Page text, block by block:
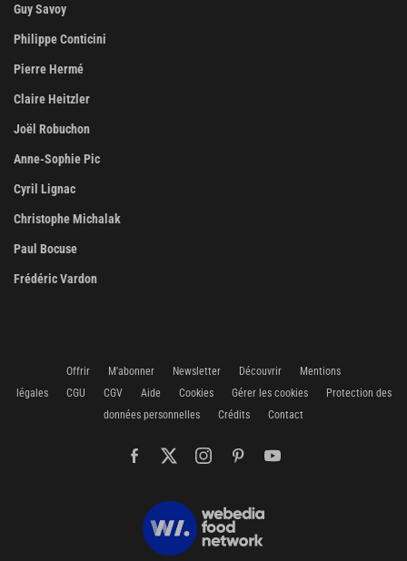
Guy Savoy
Philippe Conticini
Pierre Hermé
Claire Heitzler
Joël Robuchon
Anne-Sophie Pic
Cyril Lignac
Christophe Michalak
Paul Bocuse
Frédéric Vardon
Offrir M'abonner Newsletter Découvrir
Mentions
légales
CGU CGV Aide Cookies Gérer les cookies
Protection des
données personnelles
Crédits Contact